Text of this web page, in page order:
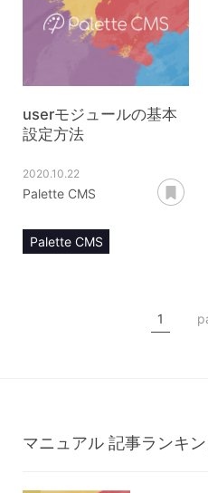
userモジュール
activate変数
userモジュールの基本
設定方法
2020.10.22
Palette CMS
Palette CMS
1
マニュアル 記事ランキ